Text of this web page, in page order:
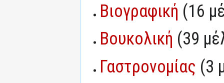
Βιογραφική (16
Βουκολική (39
Γαστρονομίας (3